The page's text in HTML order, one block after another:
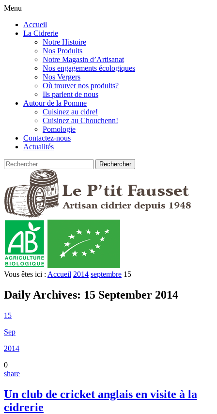
Menu
Accueil
La Cidrerie
Notre Histoire
Nos Produits
Notre Magasin d’Artisanat
Nos engagements écologiques
Nos Vergers
Où trouver nos produits?
Ils parlent de nous
Autour de la Pomme
Cuisinez au cidre!
Cuisinez au Chouchenn!
Pomologie
Contactez-nous
Actualités
Vous êtes ici : Accueil 2014 septembre 15
Daily Archives: 15 September 2014
15
Sep
2014
0
share
Un club de cricket anglais en visite à la
cidrerie